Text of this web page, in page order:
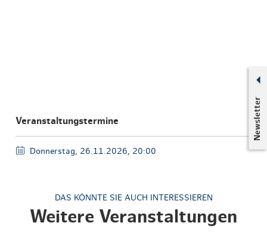
Newsletter
Veranstaltungstermine
Donnerstag, 26.11.2026, 20:00
DAS KÖNNTE SIE AUCH INTERESSIEREN
Weitere Veranstaltungen